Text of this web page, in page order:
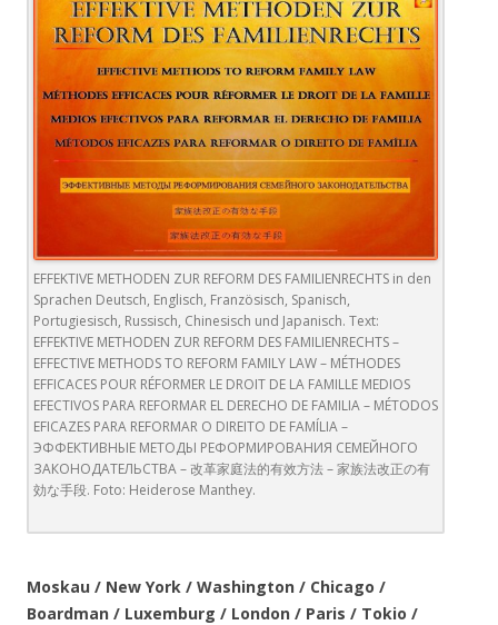
EFFEKTIVE METHODEN ZUR REFORM DES FAMILIENRECHTS in den
Sprachen Deutsch, Englisch, Französisch, Spanisch,
Portugiesisch, Russisch, Chinesisch und Japanisch. Text:
EFFEKTIVE METHODEN ZUR REFORM DES FAMILIENRECHTS –
EFFECTIVE METHODS TO REFORM FAMILY LAW – MÉTHODES
EFFICACES POUR RÉFORMER LE DROIT DE LA FAMILLE MEDIOS
EFECTIVOS PARA REFORMAR EL DERECHO DE FAMILIA – MÉTODOS
EFICAZES PARA REFORMAR O DIREITO DE FAMÍLIA –
ЭФФЕКТИВНЫЕ МЕТОДЫ РЕФОРМИРОВАНИЯ СЕМЕЙНОГО
ЗАКОНОДАТЕЛЬСТВА – 改革家庭法的有效方法 – 家族法改正の有
効な手段. Foto: Heiderose Manthey.
Moskau / New York / Washington / Chicago /
Boardman / Luxemburg / London / Paris / Tokio /